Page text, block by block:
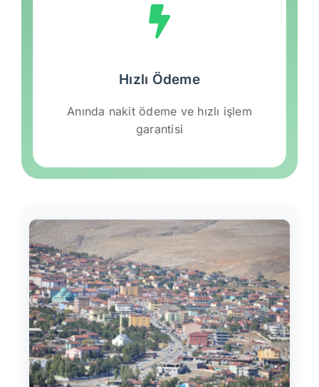
Hızlı Ödeme
Anında nakit ödeme ve hızlı işlem
garantisi